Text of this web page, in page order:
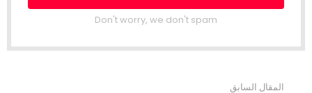
Don't worry, we don't spam
المقال السابق